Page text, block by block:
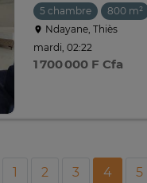
5 chambre
800 m²
Ndayane, Thiès
mardi, 02:22
1 700 000 F Cfa
1 2 3 4 5